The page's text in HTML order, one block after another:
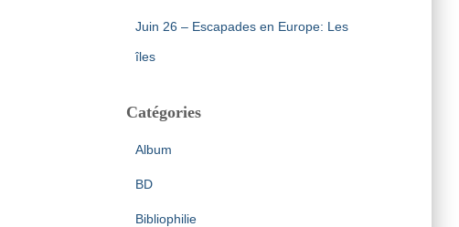
Juin 26 – Escapades en Europe: Les
îles
Catégories
Album
BD
Bibliophilie